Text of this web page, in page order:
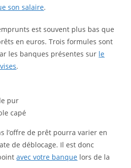
son salaire.
est souvent plus bas que
en euros. Trois formules sont
les banques présentes sur le
.
pur
capé
l’offre de prêt pourra varier en
de déblocage. Il est donc
avec votre banque lors de la